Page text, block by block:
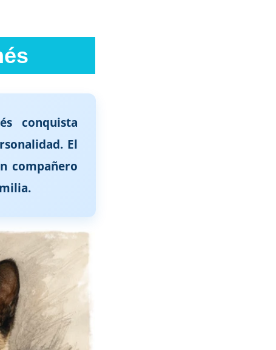
conquista
El
compañero